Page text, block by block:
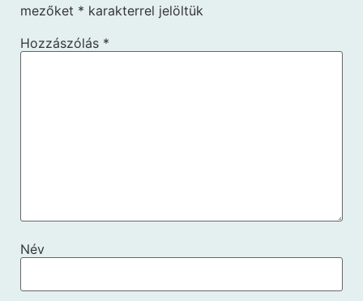
mezőket * karakterrel jelöltük
Hozzászólás *
Név